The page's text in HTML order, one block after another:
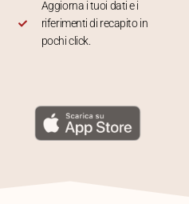
Aggiorna i tuoi dati e i
riferimenti di recapito in
pochi click.